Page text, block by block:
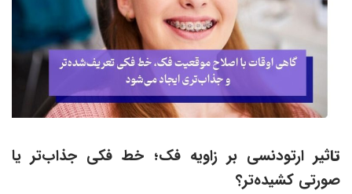
تاثیر ارتودنسی بر زاویه فک؛ خط فکی جذاب‌تر یا
صورتی کشیده‌تر؟